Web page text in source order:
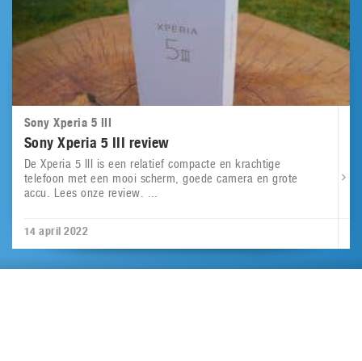
Sony Xperia 5 III
Sony Xperia 5 III review
De Xperia 5 III is een relatief compacte en krachtige
telefoon met een mooi scherm, goede camera en grote
accu. Lees onze review. ...
14 april 2022